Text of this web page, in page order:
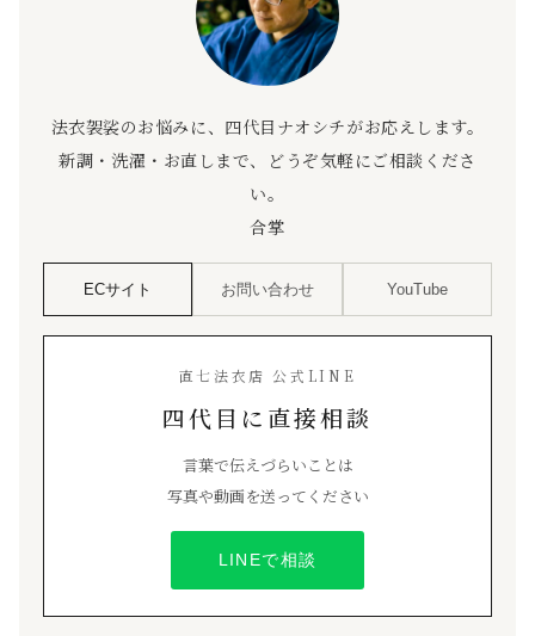
法衣袈裟のお悩みに、四代目ナオシチがお応えします。
新調・洗濯・お直しまで、どうぞ気軽にご相談くださ
い。
合掌
ECサイト お問い合わせ YouTube
直七法衣店 公式LINE
四代目に直接相談
言葉で伝えづらいことは
写真や動画を送ってください
LINEで相談